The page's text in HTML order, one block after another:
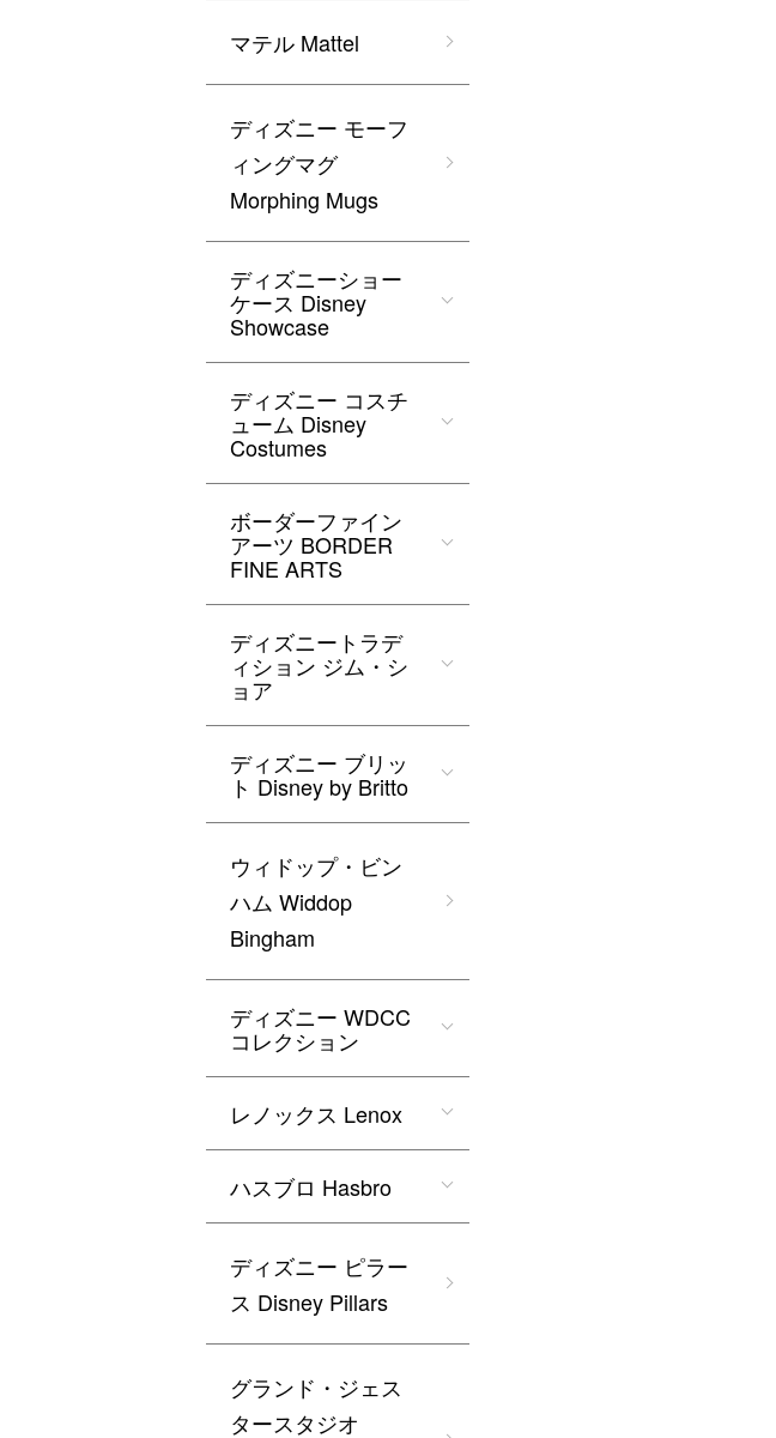
マテル Mattel
ディズニー モーフ
ィングマグ
Morphing Mugs
ディズニーショー
ケース Disney
Showcase
ディズニー コスチ
ューム Disney
Costumes
ボーダーファイン
アーツ BORDER
FINE ARTS
ディズニートラデ
ィション ジム・シ
ョア
ディズニー ブリッ
ト Disney by Britto
ウィドップ・ビン
ハム Widdop
Bingham
ディズニー WDCC
コレクション
レノックス Lenox
ハスブロ Hasbro
ディズニー ピラー
ス Disney Pillars
グランド・ジェス
タースタジオ